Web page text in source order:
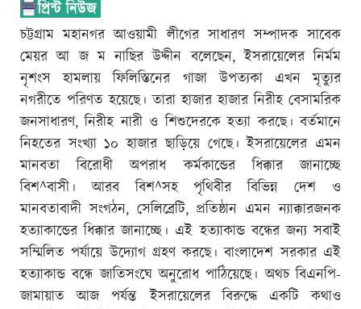
চট্টগ্রাম মহানগর আওয়ামী লীগের সাধারণ সম্পাদক সাবেক
মেয়র আ জ ম নাছির উদ্দীন বলেছেন, ইসরায়েলের নির্মম
নৃশংস হামলায় ফিলিস্তিনের গাজা উপত্যকা এখন মৃত্যুর
নগরীতে পরিণত হয়েছে। তারা হাজার হাজার নিরীহ বেসামরিক
জনসাধারণ, নিরীহ নারী ও শিশুদেরকে হত্যা করছে। বর্তমানে
নিহতের সংখ্যা ১০ হাজার ছাড়িয়ে গেছে। ইসরায়েলের এমন
মানবতা বিরোধী অপরাধ কর্মকান্ডের ধিক্কার জানাচ্ছে
বিশ^বাসী। আরব বিশ^সহ পৃথিবীর বিভিন্ন দেশ ও
মানবতাবাদী সংগঠন, সেলিব্রেটি, প্রতিষ্ঠান এমন ন্যাক্কারজনক
হত্যাকান্ডের ধিক্কার জানাচ্ছে। এই হত্যাকান্ড বন্ধের জন্য সবাই
সম্মিলিত পর্যায়ে উদ্যোগ গ্রহণ করছে। বাংলাদেশ সরকার এই
হত্যাকান্ড বন্ধে জাতিসংঘে অনুরোধ পাঠিয়েছে। অথচ বিএনপি-
জামায়াত আজ পর্যন্ত ইসরায়েলের বিরুদ্ধে একটি কথাও